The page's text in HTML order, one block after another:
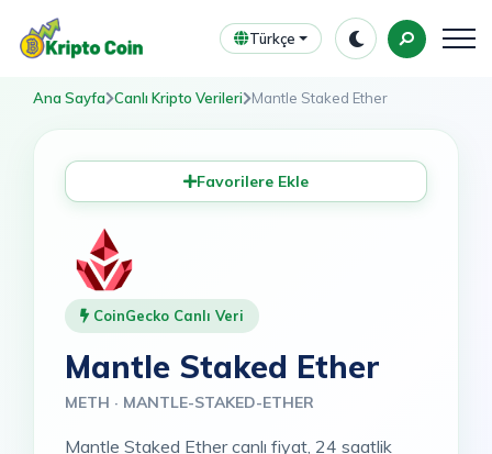
Türkçe
Ana Sayfa Canlı Kripto Verileri Mantle Staked Ether
Favorilere Ekle
CoinGecko Canlı Veri
Mantle Staked Ether
METH · MANTLE-STAKED-ETHER
Mantle Staked Ether canlı fiyat, 24 saatlik